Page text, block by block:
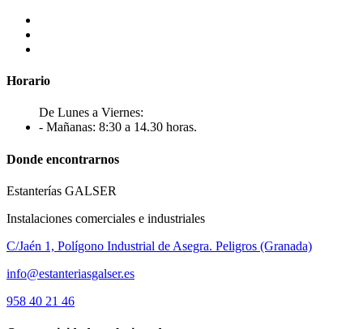
Horario
De Lunes a Viernes:
- Mañanas: 8:30 a 14.30 horas.
Donde encontrarnos
Estanterías GALSER
Instalaciones comerciales e industriales
C/Jaén 1, Polígono Industrial de Asegra. Peligros (Granada)
info@estanteriasgalser.es
958 40 21 46